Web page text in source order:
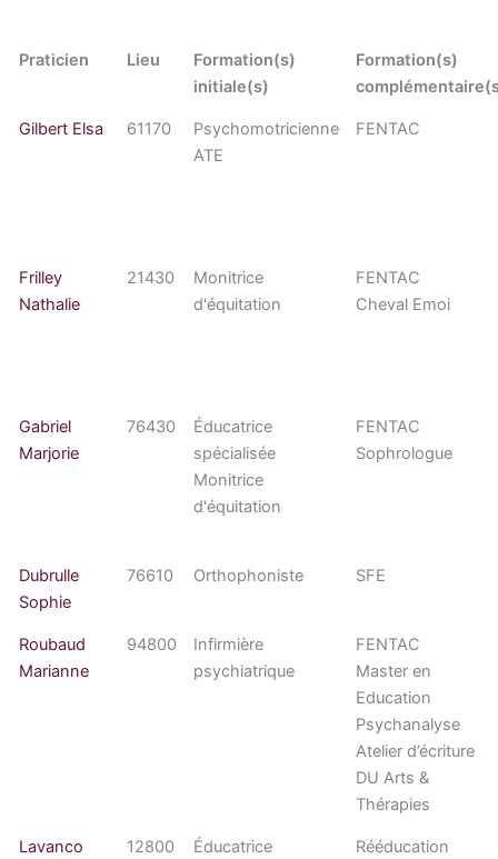
Praticien Lieu
Formation(s)
initiale(s)
Formation(s)
Gilbert Elsa 61170
Psychomotricienne
ATE
FENTAC
Frilley
Nathalie
21430
Monitrice
d'équitation
FENTAC
Cheval Emoi
Gabriel
Marjorie
76430
Éducatrice
spécialisée
Monitrice
d'équitation
FENTAC
Sophrologue
Dubrulle
Sophie
76610 Orthophoniste SFE
Roubaud
Marianne
94800
Infirmière
psychiatrique
FENTAC
Master en
Education
Psychanalyse
Atelier d’écriture
DU Arts &
Thérapies
Lavanco
12800
Éducatrice
Rééducation